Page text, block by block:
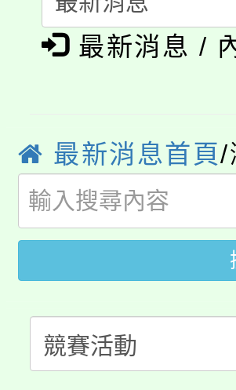
《TA101》溝
程，歡迎學生
系所師生報名
淨零綠生活教
會
115年食農教
學籍身 分審
版
淨零綠領人才
公告本校115
代理(課)教師
「2026金融
桃園市115學
公告本校115
代理(課)教師
公告本校115
代理(課)教師
轉知中國文化
最新消息 /
最新消息首頁/